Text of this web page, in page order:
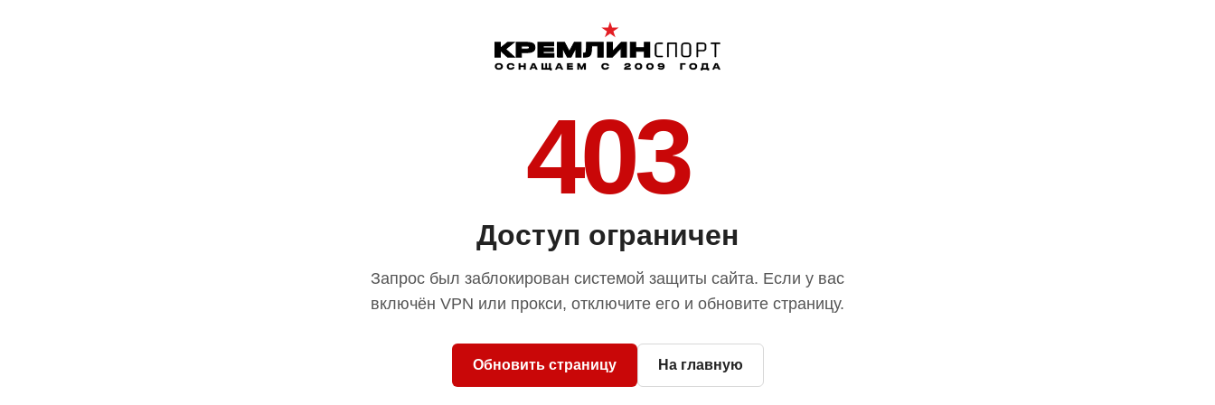
403
Доступ ограничен
Запрос был заблокирован системой защиты сайта. Если у вас
включён VPN или прокси, отключите его и обновите страницу.
Обновить страницу На главную